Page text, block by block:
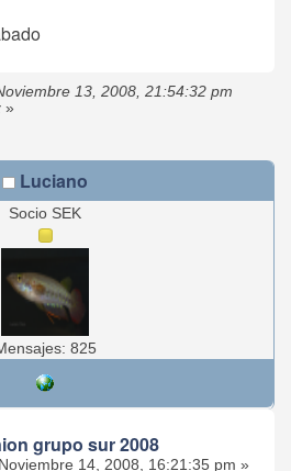
13, 2008, 21:54:32 pm
»
Luciano
Socio SEK
825
grupo sur 2008
Noviembre 14, 2008, 16:21:35 pm »